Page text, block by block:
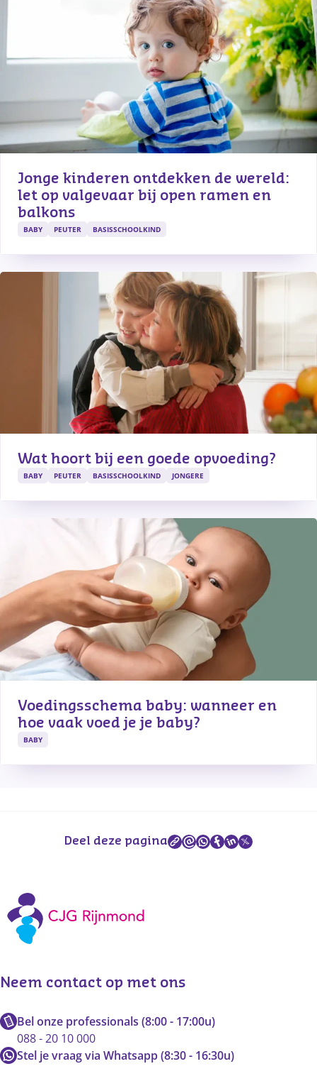
Jonge kinderen ontdekken de wereld:
let op valgevaar bij open ramen en
balkons
BABY PEUTER BASISSCHOOLKIND
Wat hoort bij een goede opvoeding?
BABY PEUTER BASISSCHOOLKIND JONGERE
Voedingsschema baby: wanneer en
hoe vaak voed je je baby?
BABY
Deel deze pagina
Neem contact op met ons
Bel onze professionals (8:00 - 17:00u)
088 - 20 10 000
Stel je vraag via Whatsapp (8:30 - 16:30u)